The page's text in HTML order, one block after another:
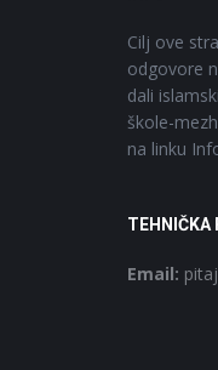
Cilj ove
odgovore
dali
škole-
na linku
TEHNIČKA
Email: